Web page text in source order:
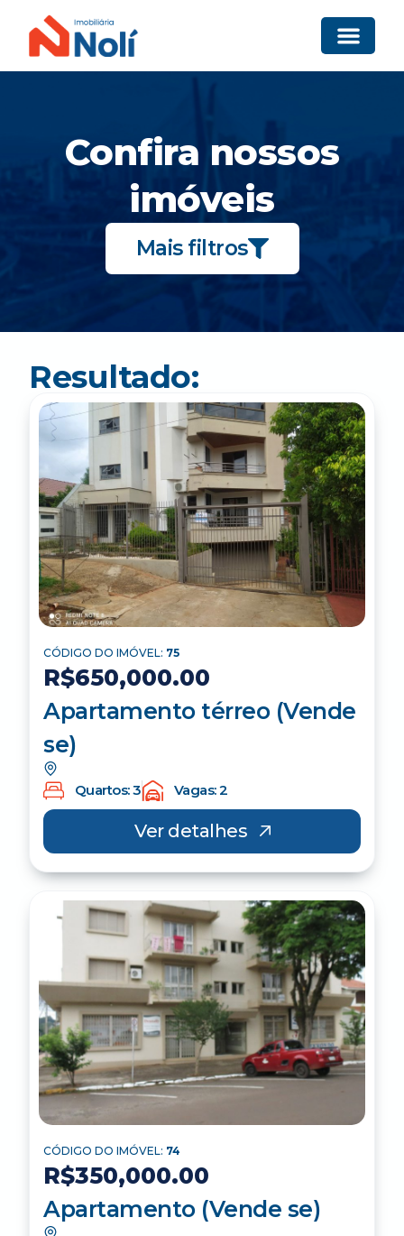
Confira nossos
imóveis
Mais filtros
Resultado:
CÓDIGO DO IMÓVEL: 75
R$650,000.00
Apartamento térreo (Vende
se)
Quartos: 3 Vagas: 2
Ver detalhes
CÓDIGO DO IMÓVEL: 74
R$350,000.00
Apartamento (Vende se)